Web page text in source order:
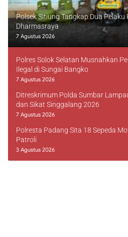
Polsek Sitiung Tangkap Dua
Dharmasraya
7 Agustus 2026
Polres Solok Selatan Musnahkan
Ilegal di Sungai Bangko
7 Agustus 2026
Ditreskrimum Polda Sumbar
dan Sikat Singgalang 2026
7 Agustus 2026
Polresta Padang Sita 18 Sepeda
Patroli
3 Agustus 2026